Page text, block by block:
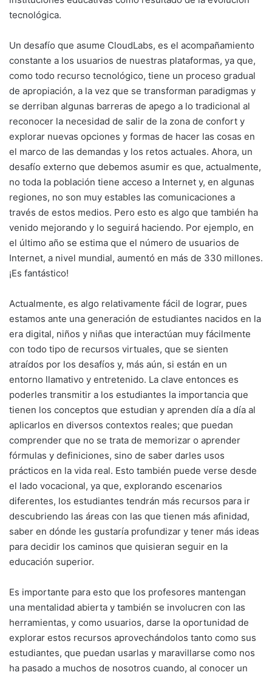
tecnológica.
Un desafío que asume CloudLabs, es el acompañamiento
constante a los usuarios de nuestras plataformas, ya que,
como todo recurso tecnológico, tiene un proceso gradual
de apropiación, a la vez que se transforman paradigmas y
se derriban algunas barreras de apego a lo tradicional al
reconocer la necesidad de salir de la zona de confort y
explorar nuevas opciones y formas de hacer las cosas en
el marco de las demandas y los retos actuales. Ahora, un
desafío externo que debemos asumir es que, actualmente,
no toda la población tiene acceso a Internet y, en algunas
regiones, no son muy estables las comunicaciones a
través de estos medios. Pero esto es algo que también ha
venido mejorando y lo seguirá haciendo. Por ejemplo, en
el último año se estima que el número de usuarios de
Internet, a nivel mundial, aumentó en más de 330 millones.
¡Es fantástico!
Actualmente, es algo relativamente fácil de lograr, pues
estamos ante una generación de estudiantes nacidos en la
era digital, niños y niñas que interactúan muy fácilmente
con todo tipo de recursos virtuales, que se sienten
atraídos por los desafíos y, más aún, si están en un
entorno llamativo y entretenido. La clave entonces es
poderles transmitir a los estudiantes la importancia que
tienen los conceptos que estudian y aprenden día a día al
aplicarlos en diversos contextos reales; que puedan
comprender que no se trata de memorizar o aprender
fórmulas y definiciones, sino de saber darles usos
prácticos en la vida real. Esto también puede verse desde
el lado vocacional, ya que, explorando escenarios
diferentes, los estudiantes tendrán más recursos para ir
descubriendo las áreas con las que tienen más afinidad,
saber en dónde les gustaría profundizar y tener más ideas
para decidir los caminos que quisieran seguir en la
educación superior.
Es importante para esto que los profesores mantengan
una mentalidad abierta y también se involucren con las
herramientas, y como usuarios, darse la oportunidad de
explorar estos recursos aprovechándolos tanto como sus
estudiantes, que puedan usarlas y maravillarse como nos
ha pasado a muchos de nosotros cuando, al conocer un